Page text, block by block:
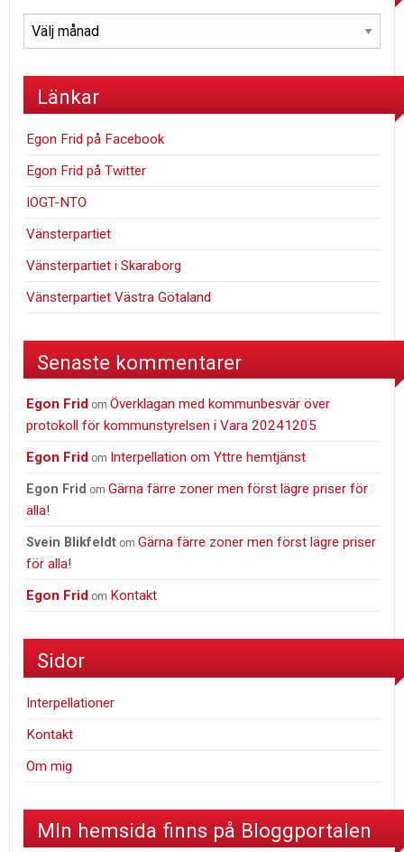
Arkiv
Länkar
Egon Frid på Facebook
Egon Frid på Twitter
IOGT-NTO
Vänsterpartiet
Vänsterpartiet i Skaraborg
Vänsterpartiet Västra Götaland
Senaste kommentarer
Egon Frid omÖverklagan med kommunbesvär över
protokoll för kommunstyrelsen i Vara 20241205
Egon Frid om Interpellation om Yttre hemtjänst
Egon Frid omGärna färre zoner men först lägre priser för
alla!
Svein Blikfeldt omGärna färre zoner men först lägre priser
för alla!
Egon Frid om Kontakt
Sidor
Interpellationer
Kontakt
Om mig
MIn hemsida finns på Bloggportalen